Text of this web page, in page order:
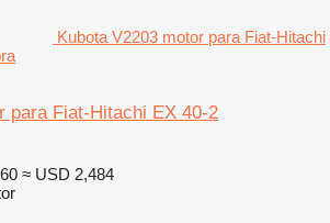
Kubota V2203 motor para Fiat-Hitachi
para Fiat-Hitachi EX 40-2
≈ USD 2,484